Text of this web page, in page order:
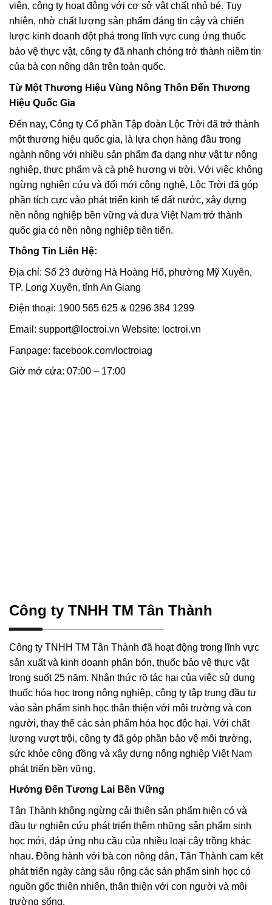
viên, công ty hoạt động với cơ sở vật chất nhỏ bé. Tuy
nhiên, nhờ chất lượng sản phẩm đáng tin cậy và chiến
lược kinh doanh đột phá trong lĩnh vực cung ứng thuốc
bảo vệ thực vật, công ty đã nhanh chóng trở thành niềm tin
của bà con nông dân trên toàn quốc.
Từ Một Thương Hiệu Vùng Nông Thôn Đến Thương
Hiệu Quốc Gia
Đến nay, Công ty Cổ phần Tập đoàn Lộc Trời đã trở thành
một thương hiệu quốc gia, là lựa chọn hàng đầu trong
ngành nông với nhiều sản phẩm đa dạng như vật tư nông
nghiệp, thực phẩm và cà phê hương vị trời. Với việc không
ngừng nghiên cứu và đổi mới công nghệ, Lộc Trời đã góp
phần tích cực vào phát triển kinh tế đất nước, xây dựng
nền nông nghiệp bền vững và đưa Việt Nam trở thành
quốc gia có nền nông nghiệp tiên tiến.
Thông Tin Liên Hệ:
Địa chỉ: Số 23 đường Hà Hoàng Hổ, phường Mỹ Xuyên,
TP. Long Xuyên, tỉnh An Giang
Điện thoại: 1900 565 625 & 0296 384 1299
Email: support@loctroi.vn Website: loctroi.vn
Fanpage: facebook.com/loctroiag
Giờ mở cửa: 07:00 – 17:00
Công ty TNHH TM Tân Thành
Công ty TNHH TM Tân Thành đã hoạt động trong lĩnh vực
sản xuất và kinh doanh phân bón, thuốc bảo vệ thực vật
trong suốt 25 năm. Nhận thức rõ tác hại của việc sử dụng
thuốc hóa học trong nông nghiệp, công ty tập trung đầu tư
vào sản phẩm sinh học thân thiện với môi trường và con
người, thay thế các sản phẩm hóa học độc hại. Với chất
lượng vượt trội, công ty đã góp phần bảo vệ môi trường,
sức khỏe cộng đồng và xây dựng nông nghiệp Việt Nam
phát triển bền vững.
Hướng Đến Tương Lai Bền Vững
Tân Thành không ngừng cải thiện sản phẩm hiện có và
đầu tư nghiên cứu phát triển thêm những sản phẩm sinh
học mới, đáp ứng nhu cầu của nhiều loại cây trồng khác
nhau. Đồng hành với bà con nông dân, Tân Thành cam kết
phát triển ngày càng sâu rộng các sản phẩm sinh học có
nguồn gốc thiên nhiên, thân thiện với con người và môi
trường sống.